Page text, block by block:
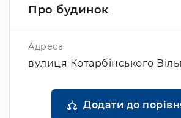
Про будинок
Адреса
вулиця Котарбінського
Додати до